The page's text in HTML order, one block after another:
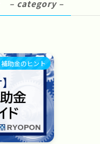
– category –
補助金のヒント